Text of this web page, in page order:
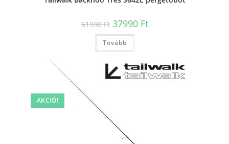
51990Ft Original
price
was:
51990 Ft.
37990 FtCurrent
price
Tovább
AKCIÓ!